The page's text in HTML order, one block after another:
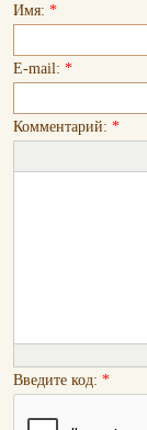
Имя: *
E-mail: *
Комментарий: *
Введите код: *